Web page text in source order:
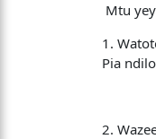
Mtu
1.
Pia
2.